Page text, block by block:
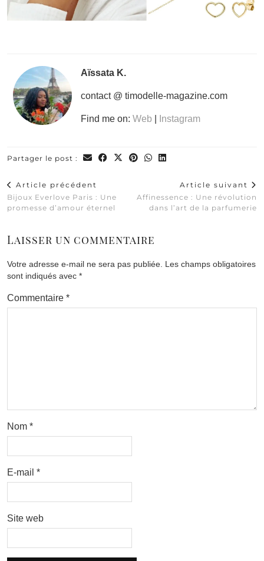
Aïssata K.
contact @ timodelle-magazine.com
Find me on: Web Instagram
Partager le post :
Article précédent
Bijoux Everlove Paris : Une
promesse d’amour éternel
Article suivant
Affinessence : Une révolution
dans l’art de la parfumerie
Laisser un commentaire
Votre adresse e-mail ne sera pas publiée. Les champs obligatoires
sont indiqués avec *
Commentaire *
Nom *
E-mail *
Site web